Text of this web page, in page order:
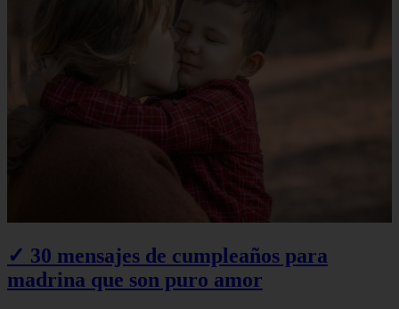
✓ 30 mensajes de cumpleaños para
madrina que son puro amor